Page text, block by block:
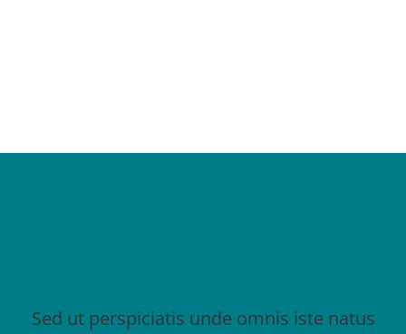
Sed ut perspiciatis unde omnis iste natus